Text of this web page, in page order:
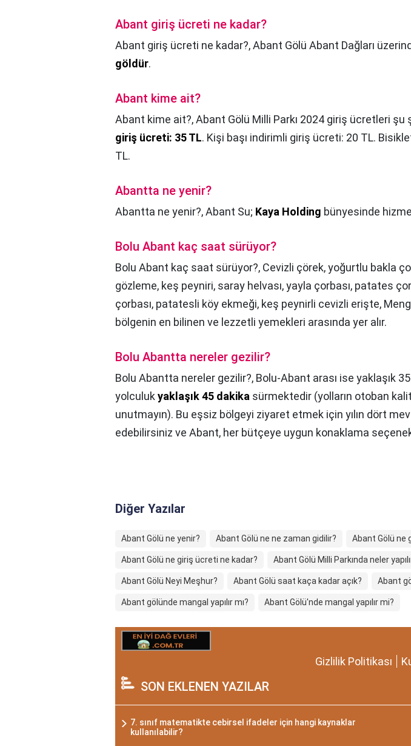
Abant giriş ücreti ne kadar?
Abant giriş ücreti ne kadar?,Abant Gölü Abant Dağları
göldür.
Abant kime ait?
Abant kime ait?,Abant Gölü Milli Parkı 2024 giriş ücretleri şu
giriş ücreti: 35 TL. Kişi başı indirimli giriş ücreti: 20 TL.
TL.
Abantta ne yenir?
Abantta ne yenir?,Abant Su; Kaya Holding bünyesinde
Bolu Abant kaç saat sürüyor?
Bolu Abant kaç saat sürüyor?, Cevizli çörek, yoğurtlu bakla
gözleme, keş peyniri, saray helvası, yayla çorbası, patates
çorbası, patatesli köy ekmeği, keş peynirli cevizli erişte,
bölgenin en bilinen ve lezzetli yemekleri arasında yer alır.
Bolu Abantta nereler gezilir?
Bolu Abantta nereler gezilir?, Bolu-Abant arası ise yaklaşık
yolculukyaklaşık 45 dakika sürmektedir (yolların otoban
unutmayın). Bu eşsiz bölgeyi ziyaret etmek için yılın dört
edebilirsiniz ve Abant, her bütçeye uygun konaklama
Diğer Yazılar
Abant Gölü ne yenir? Abant Gölü ne ne zaman gidilir? Abant Gölü ne
Abant Gölü ne giriş ücreti ne kadar? Abant Gölü Milli Parkında neler
Abant Gölü Neyi Meşhur? Abant Gölü saat kaça kadar açık? Abant
Abant gölünde mangal yapılır mı? Abant Gölü'nde mangal yapılır mi?
Gizlilik Politikası
SON EKLENEN YAZILAR
7. sınıf matematikte cebirsel ifadeler için hangi kaynaklar
kullanılabilir?